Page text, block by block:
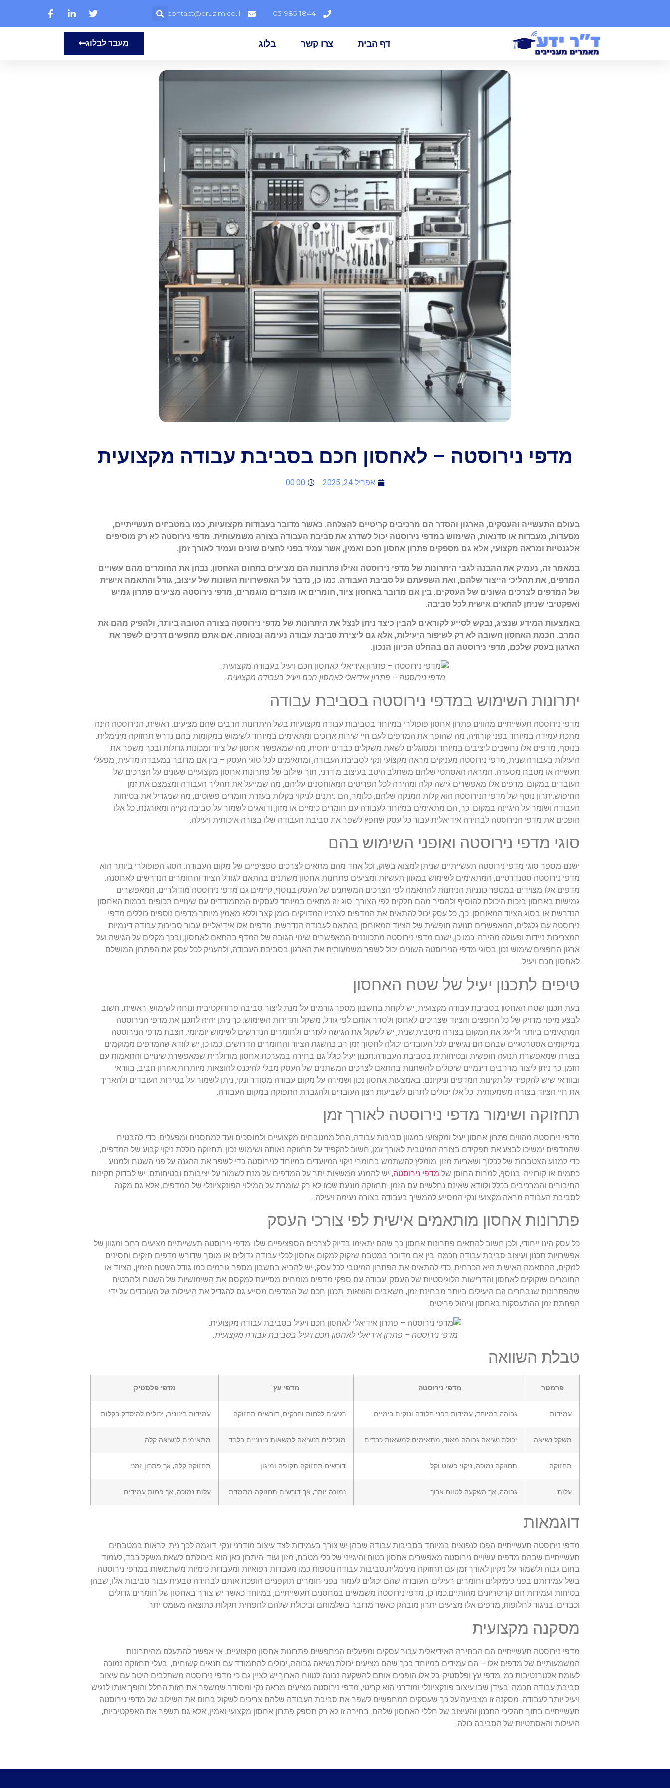
03-985-1844
contact@druzim.co.il
דף הבית צרו קשר בלוג מעבר לבלוג
מדפי נירוסטה – לאחסון חכם בסביבת עבודה מקצועית
אפריל 24, 2025 00:00
בעולם התעשייה והעסקים, הארגון והסדר הם מרכיבים קריטיים להצלחה. כאשר מדובר בעבודות מקצועיות, כמו במטבחים תעשייתיים,
מסעדות, מעבדות או סדנאות, השימוש במדפי נירוסטה יכול לשדרג את סביבת העבודה בצורה משמעותית. מדפי נירוסטה לא רק מוסיפים
אלגנטיות ומראה מקצועי, אלא גם מספקים פתרון אחסון חכם ואמין, אשר עמיד בפני לחצים שונים ועמיד לאורך זמן.
במאמר זה, נעמיק את ההבנה לגבי היתרונות של מדפי נירוסטה ואילו פתרונות הם מציעים בתחום האחסון. נבחן את החומרים מהם עשויים
המדפים, את תהליכי הייצור שלהם, ואת השפעתם על סביבת העבודה. כמו כן, נדבר על האפשרויות השונות של עיצוב, גודל והתאמה אישית
של המדפים לצרכים השונים של העסקים. בין אם מדובר באחסון ציוד, חומרים או מוצרים מוגמרים, מדפי נירוסטה מציעים פתרון גמיש
ואפקטיבי שניתן להתאים אישית לכל סביבה.
באמצעות המידע שנציג, נבקש לסייע לקוראים להבין כיצד ניתן לנצל את היתרונות של מדפי נירוסטה בצורה הטובה ביותר, ולהפיק מהם את
המרב. חכמת האחסון חשובה לא רק לשיפור היעילות, אלא גם ליצירת סביבת עבודה נעימה ובטוחה. אם אתם מחפשים דרכים לשפר את
הארגון בעסק שלכם, מדפי נירוסטה הם בהחלט הכיוון הנכון.
מדפי נירוסטה – פתרון אידיאלי לאחסון חכם ויעיל בעבודה מקצועית.
יתרונות השימוש במדפי נירוסטה בסביבת עבודה
מדפי נירוסטה תעשייתיים מהווים פתרון אחסון פופולרי במיוחד בסביבות עבודה מקצועיות בשל היתרונות הרבים שהם מציעים. ראשית, הנירוסטה הינה
מתכת עמידה במיוחד בפני קורוזיה, מה שהופך את המדפים לעם חיי שירות ארוכים ומתאימים במיוחד לשימוש במקומות בהם נדרש תחזוקה מינימלית.
בנוסף, מדפים אלו נחשבים ליציבים במיוחד ומסוגלים לשאת משקלים כבדים יחסית, מה שמאפשר אחסון של ציוד ומכונות גדולות ובכך משפר את
היעילות בעבודה.שנית, מדפי נירוסטה מעניקים מראה מקצועי ונקי לסביבת העבודה, ומתאימים לכל סוגי העסק – בין אם מדובר במעבדה מדעית, מפעלי
תעשייה או מטבח מסעדה. המראה האסתטי שלהם משתלב היטב בעיצוב מודרני, תוך שילוב של פתרונות אחסון מקצועיים שעונים על הצרכים של
העובדים במקום. מדפים אלו מאפשרים גישה קלה ומהירה לכל הפריטים המאוחסנים עליהם, מה שמייעל את תהליך העבודה ומצמצם את זמן
החיפוש.יתרון נוסף של מדפי הנירוסטה הוא קלות המנקה שלהם, כלומר, הם ניתנים לניקוי בקלות בעזרת חומרים פשוטים, מה שמגדיל את בטיחות
העבודה ושומר על היגיינה במקום. כך, הם מתאימים במיוחד לעבודה עם חומרים כימיים או מזון, ודואגים לשמור על סביבה נקייה ומאורגנת. כל אלו
הופכים את מדפי הנירוסטה לבחירה אידיאלית עבור כל עסק שחפץ לשפר את סביבת העבודה שלו בצורה איכותית ויעילה.
סוגי מדפי נירוסטה ואופני השימוש בהם
ישנם מספר סוגי מדפי נירוסטה תעשייתיים שניתן למצוא בשוק, וכל אחד מהם מתאים לצרכים ספציפיים של מקום העבודה. הסוג הפופולרי ביותר הוא
מדפי נירוסטה סטנדרטיים, המתאימים לשימוש במגוון תעשיות ומציעים פתרונות אחסון משתנים בהתאם לגודל הציוד והחומרים הנדרשים לאחסנה.
מדפים אלו מצוידים במספר כונניות הניתנות להתאמה לפי הצרכים המשתנים של העסק.בנוסף, קיימים גם מדפי נירוסטה מודולריים, המאפשרים
גמישות באחסון בזכות היכולת להוסיף ולהסיר מהם חלקים לפי הצורך. סוג זה מתאים במיוחד לעסקים המתמודדים עם שינויים תכופים בכמות האחסון
הנדרשת או בסוג הציוד המאוחסן. כך, כל עסק יכול להתאים את המדפים לצרכיו המדויקים בזמן קצר וללא מאמץ מיותר.מדפים נוספים כוללים מדפי
נירוסטה עם גלגלים, המאפשרים תנועה חופשית של הציוד המאוחסן בהתאם לעבודה הנדרשת. מדפים אלו אידיאליים עבור סביבות עבודה דינמיות
המצריכות ניידות ופעולה מהירה. כמו כן, ישנם מדפי נירוסטה מתכווננים המאפשרים שינוי הגובה של המדף בהתאם לאחסון, ובכך מקלים על הגישה ועל
ארגון החפצים.שימוש נכון בסוגי מדפי הנירוסטה השונים יכול לשפר משמעותית את הארגון בסביבת העבודה, ולהעניק לכל עסק את הפתרון המושלם
לאחסון חכם ויעיל.
טיפים לתכנון יעיל של שטח האחסון
בעת תכנון שטח האחסון בסביבת עבודה מקצועית, יש לקחת בחשבון מספר גורמים על מנת ליצור סביבה פרודוקטיבית ונוחה לשימוש. ראשית, חשוב
לבצע מיפוי מדויק של כל החפצים והציוד שצריכים לאחסן ולסדר אותם לפי גודל, משקל ותדירות השימוש. כך ניתן יהיה לתכנן את מדפי הנירוסטה
המתאימים ביותר ולייעל את המקום בצורה מיטבית.שנית, יש לשקול את הגישה לעזרים ולחומרים הנדרשים לשימוש יומיומי. הצבת מדפי הנירוסטה
במיקומים אסטרטגיים שבהם הם נגישים לכל העובדים יכולה לחסוך זמן רב בהשגת הציוד והחומרים הדרושים. כמו כן, יש לוודא שהמדפים ממוקמים
בצורה שמאפשרת תנועה חופשית ובטיחותית בסביבת העבודה.תכנון יעיל כולל גם בחירה במערכת אחסון מודולרית שמאפשרת שינויים והתאמות עם
הזמן. כך ניתן ליצור מרחבים דינמיים שיכולים להשתנות בהתאם לצרכים המשתנים של העסק מבלי להיכנס להוצאות מיותרות.אחרון חביב, בוודאי
ובוודאי שיש להקפיד על תקינות המדפים וניקיונם. באמצעות אחסון נכון ושמירה על מקום עבודה מסודר ונקי, ניתן לשמור על בטיחות העובדים ולהאריך
את חיי הציוד בצורה משמעותית. כל אלו יכולים לתרום לשביעות רצון העובדים ולהגברת התפוקה במקום העבודה.
תחזוקה ושימור מדפי נירוסטה לאורך זמן
מדפי נירוסטה מהווים פתרון אחסון יעיל ומקצועי במגוון סביבות עבודה, החל ממטבחים מקצועיים ולמוסכים ועד למחסנים ומפעלים. כדי להבטיח
שהמדפים ימשיכו לבצע את תפקידם בצורה המיטבית לאורך זמן, חשוב להקפיד על תחזוקה נאותה ושימוש נכון. תחזוקה כוללת ניקוי קבוע של המדפים,
כדי למנוע הצטברות של לכלוך ושאריות מזון. מומלץ להשתמש בחומרי ניקוי המיועדים במיוחד לנירוסטה כדי לשפר את ההגנה על פני השטח ולמנוע
כתמים או קורוזיה. בנוסף, למרות החוסן של מדפי נירוסטה, יש להמנע ממשאות יתר על המדפים על מנת לשמור על יציבותם ובטיחותם. יש לבדוק תקינות
החיבורים והמרכיבים בכלל ולוודא שאינם נחלשים עם הזמן. תחזוקה מונעת שכזו לא רק שומרת על המילוי הפונקציונלי של המדפים, אלא גם מקנה
לסביבת העבודה מראה מקצועי ונקי המסייע להמשיך בעבודה בצורה נעימה ויעילה.
פתרונות אחסון מותאמים אישית לפי צורכי העסק
כל עסק הינו ייחודי, ולכן חשוב להתאים פתרונות אחסון כך שהם יתאימו בדיוק לצרכים הספציפיים שלו. מדפי נירוסטה תעשייתיים מציעים רחב ומגוון של
אפשרויות תכנון ועיצוב סביבת עבודה חכמה. בין אם מדובר במטבח שזקוק למקום אחסון לכלי עבודה גדולים או מוסך שדורש מדפים חזקים וחסינים
לנזקים, ההתאמה האישית היא הכרחית. כדי להתאים את הפתרון המיטבי לכל עסק, יש להביא בחשבון מספר גורמים כמו גודל השטח הזמין, הציוד או
החומרים שזקוקים לאחסון והדרישות הלוגיסטיות של העסק. עבודה עם ספקי מדפים מומחים מסייעת למקסם את השימושיות של השטח ולהבטיח
שהפתרונות שנבחרים הם היעילים ביותר מבחינת זמן, משאבים והוצאות. תכנון חכם של המדפים מסייע גם להגדיל את היעילות של העובדים על ידי
הפחתת זמן ההתעסקות באחסון וניהול פריטים.
מדפי נירוסטה – פתרון אידיאלי לאחסון חכם ויעיל בסביבת עבודה מקצועית.
טבלת השוואה
פרמטר מדפי נירוסטה מדפי עץ מדפי פלסטיק
עמידות גבוהה במיוחד, עמידות בפני חלודה ונזקים כימיים רגישים ללחות וחרקים, דורשים תחזוקה עמידות בינונית, יכולים להיסדק בקלות
משקל נשיאה יכולת נשיאה גבוהה מאוד, מתאימים למשאות כבדים מוגבלים בנשיאה למשאות בינוניים בלבד מתאימים לנשיאה קלה
תחזוקה תחזוקה נמוכה, ניקוי פשוט וקל דורשים תחזוקה תקופה ומיגון תחזוקה קלה, אך פתרון זמני
עלות גבוהה, אך השקעה לטווח ארוך נמוכה יותר, אך דורשים תחזוקה מתמדת עלות נמוכה, אך פחות עמידים
דוגמאות
מדפי נירוסטה תעשייתיים הפכו לנפוצים במיוחד בסביבות עבודה שבהן יש צורך בעמידות לצד עיצוב מודרני ונקי. דוגמה לכך ניתן לראות במטבחים
תעשייתיים שבהם מדפים עשויים נירוסטה מאפשרים אחסון בטוח והיגייני של כלי מטבח, מזון ועוד. היתרון כאן הוא ביכולתם לשאת משקל כבד, לעמוד
בחום גבוה ולשמור על ניקיון לאורך זמן עם תחזוקה מינימלית.סביבות עבודה נוספות כמו מעבדות רפואיות ומעבדות כימיות משתמשות במדפי נירוסטה
בשל עמידותם בפני כימיקלים וחומרים רעילים. העובדה שהם יכולים לעמוד בפני חומרים תוקפניים הופכת אותם לבחירה טבעית עבור סביבות אלו, שבהן
בטיחות ועמידות הם קריטריונים מהותיים.כמו כן, מדפי נירוסטה משמשים במחסנים תעשייתיים, במיוחד כאשר יש צורך באחסון של חומרים גדולים
וכבדים. בניגוד לחלופות, מדפים אלו מציעים יתרון מובהק כאשר מדובר בשלמותם וביכולת שלהם להפחית תקלות כתוצאה מעומס יתר.
מסקנה מקצועית
מדפי נירוסטה תעשייתיים הם הבחירה האידיאלית עבור עסקים ומפעלים המחפשים פתרונות אחסון מקצועיים. אי אפשר להתעלם מהיתרונות
המשמעותיים של מדפים אלו – הם עמידים במיוחד בכך שהם מציעים יכולת נשיאה גבוהה, יכולים להתמודד עם תנאים קשוחים, ובעלי תחזוקה נמוכה
לעומת אלטרנטיבות כמו מדפי עץ ופלסטיק. כל אלו הופכים אותם להשקעה נבונה לטווח הארוך.יש לציין גם כי מדפי נירוסטה משתלבים היטב עם עיצוב
סביבת עבודה חכמה. בעידן שבו עיצוב פונקציונלי ומודרני הוא קריטי, מדפי נירוסטה מציעים מראה נקי ומסודר שמשפר את חזות החלל והופך אותו לנגיש
ויעיל יותר לעבודה. מסקנה זו מצביעה על כך שעסקים המחפשים לשפר את סביבת העבודה שלהם צריכים לשקול בחום את השילוב של מדפי נירוסטה
תעשייתיים בתוך תהליכי התכנון והעיצוב של חללי האחסון שלהם. בחירה זו לא רק תספק פתרון אחסון מקצועי ואמין, אלא גם תשפר את האפקטיביות,
היעילות והאסתטיות של הסביבה כולה.